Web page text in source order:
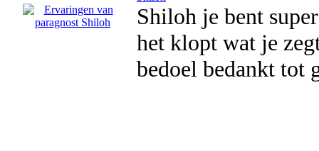
Shiloh je bent
het klopt wat je
bedoel bedankt tot